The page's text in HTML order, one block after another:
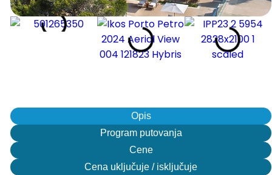
Opis
Program putovanja
Cene
Cena uključuje / isključuje